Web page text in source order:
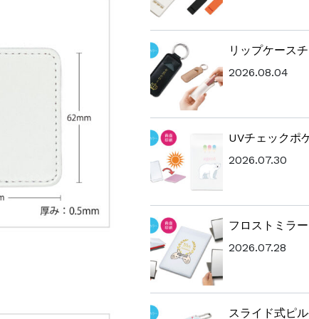
リップケース
2026.08.04
UVチェックポ
2026.07.30
フロストミラ
2026.07.28
スライド式ピ